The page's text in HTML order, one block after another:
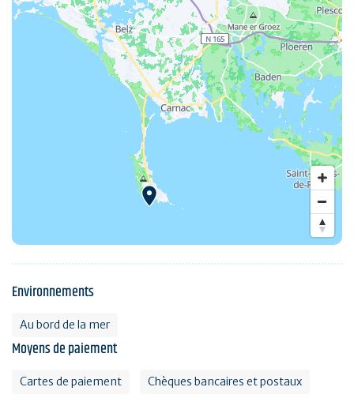
Environnements
Au bord de la mer
Moyens de paiement
Cartes de paiement Chèques bancaires et postaux